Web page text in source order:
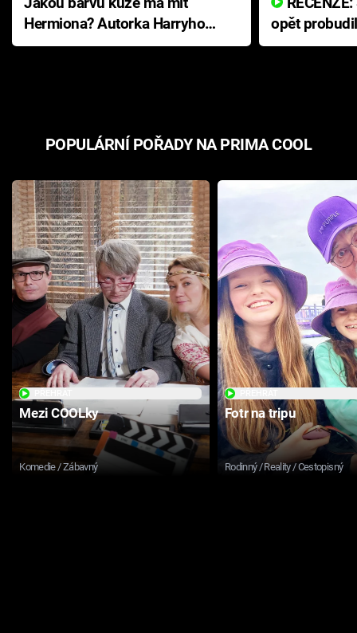
Hermiona? Autorka Harryho
Pottera přišla s ráznou
opět
přichází s
POPULÁRNÍ POŘADY NA PRIMA COOL
Mezi COOLky
Komedie / Zábavný
Fotr na tripu
Rodinný / Reality / Cestopisný